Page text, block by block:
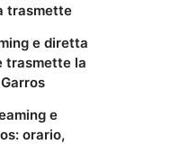
trasmette
e diretta
trasmette la
e
orario,